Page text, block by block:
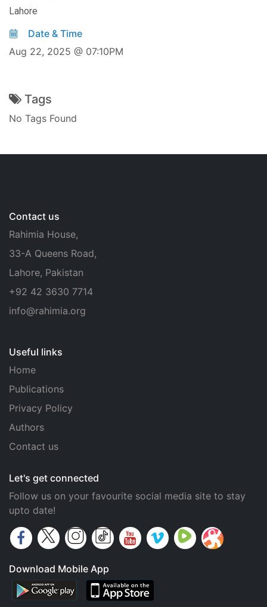
Lahore
Date & Time
Aug 22, 2025 @ 07:10PM
Tags
No Tags Found
Contact us
Rahimia House,
33-A Queens Road,
Lahore, Pakistan
+92 42 3630 7714
info@rahimia.org
Useful links
Home
Publications
Privacy Policy
Authors
Contact us
Let's get connected
Follow us on your favourite social media site to stay
upto date!
Download Mobile App